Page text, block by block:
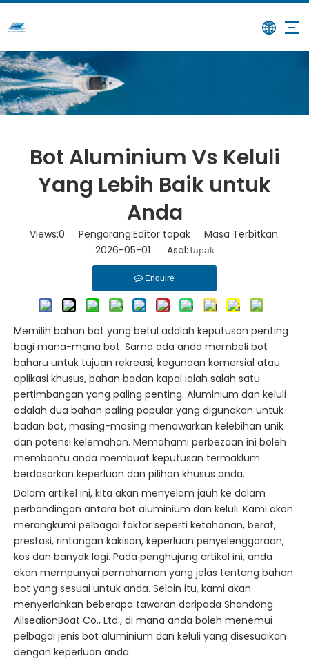
Rumah / Berita
Lebih Baik untuk Anda
Bot Aluminium Vs Keluli
Yang Lebih Baik untuk
Anda
Views:0 Pengarang:Editor tapak Masa Terbitkan:
2026-05-01 Asal:Tapak
Enquire
Memilih bahan bot yang betul adalah keputusan penting
bagi mana-mana bot. Sama ada anda membeli bot
baharu untuk tujuan rekreasi, kegunaan komersial atau
aplikasi khusus, bahan badan kapal ialah salah satu
pertimbangan yang paling penting. Aluminium dan keluli
adalah dua bahan paling popular yang digunakan untuk
badan bot, masing-masing menawarkan kelebihan unik
dan potensi kelemahan. Memahami perbezaan ini boleh
membantu anda membuat keputusan termaklum
berdasarkan keperluan dan pilihan khusus anda.
Dalam artikel ini, kita akan menyelam jauh ke dalam
perbandingan antara bot aluminium dan keluli. Kami akan
merangkumi pelbagai faktor seperti ketahanan, berat,
prestasi, rintangan kakisan, keperluan penyelenggaraan,
kos dan banyak lagi. Pada penghujung artikel ini, anda
akan mempunyai pemahaman yang jelas tentang bahan
bot yang sesuai untuk anda. Selain itu, kami akan
menyerlahkan beberapa tawaran daripada Shandong
AllsealionBoat Co., Ltd., di mana anda boleh menemui
pelbagai jenis bot aluminium dan keluli yang disesuaikan
dengan keperluan anda.